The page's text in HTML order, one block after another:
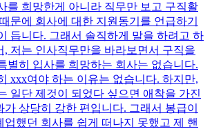
를 희망한게 아니라 직무만 보고 구직활
문에 회사에 대한 지원동기를 언급하기
듭니다. 그래서 솔직하게 말을 하려고 하
, 저는 인사직무만을 바라보면서 구직을
별히 입사를 희망하는 회사는 없습니다.
xxx여야 하는 이유는 없습니다. 하지만,
일단 제것이 되었다 싶으면 애착을 가진
가 상당히 강한 편입니다. 그래서 봉급이
업했던 회사를 쉽게 떠나지 못했고 제 핸